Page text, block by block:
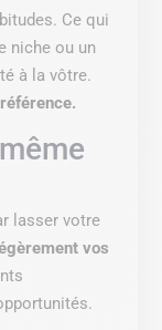
Ce qui
niche ou un
à la vôtre.
lasser votre
vos